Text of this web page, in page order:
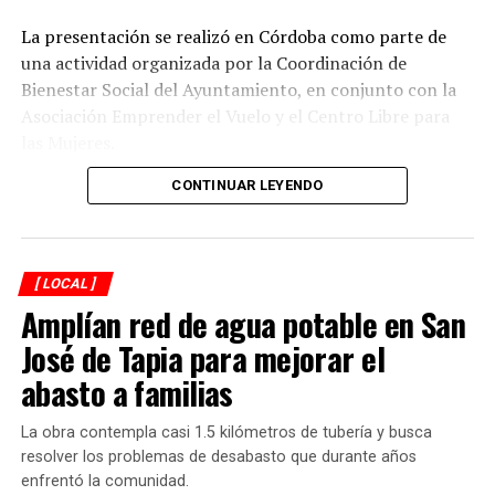
participará en la justa mundialista de noviembre.
La presentación se realizó en Córdoba como parte de
una actividad organizada por la Coordinación de
Bienestar Social del Ayuntamiento, en conjunto con la
Asociación Emprender el Vuelo y el Centro Libre para
El encuentro reunió a autoridades y representantes de
Ixtaczoquitlán, Coetzala, Tlilapan, Naranjal, Chocamán
y Coscomatepec, quienes participaron en el intercambio
de ideas sobre la necesidad de que las administraciones
locales incorporen una perspectiva de igualdad en sus
acciones y programas.
Durante la presentación se destacó que la igualdad
sustantiva implica ir más allá del reconocimiento formal
de derechos y generar condiciones que permitan a las
mujeres ejercerlos de manera efectiva, así como
CONTINUAR LEYENDO
[ LOCAL ]
Amplían red de agua potable en San
José de Tapia para mejorar el
abasto a familias
La obra contempla casi 1.5 kilómetros de tubería y busca
resolver los problemas de desabasto que durante años
enfrentó la comunidad.